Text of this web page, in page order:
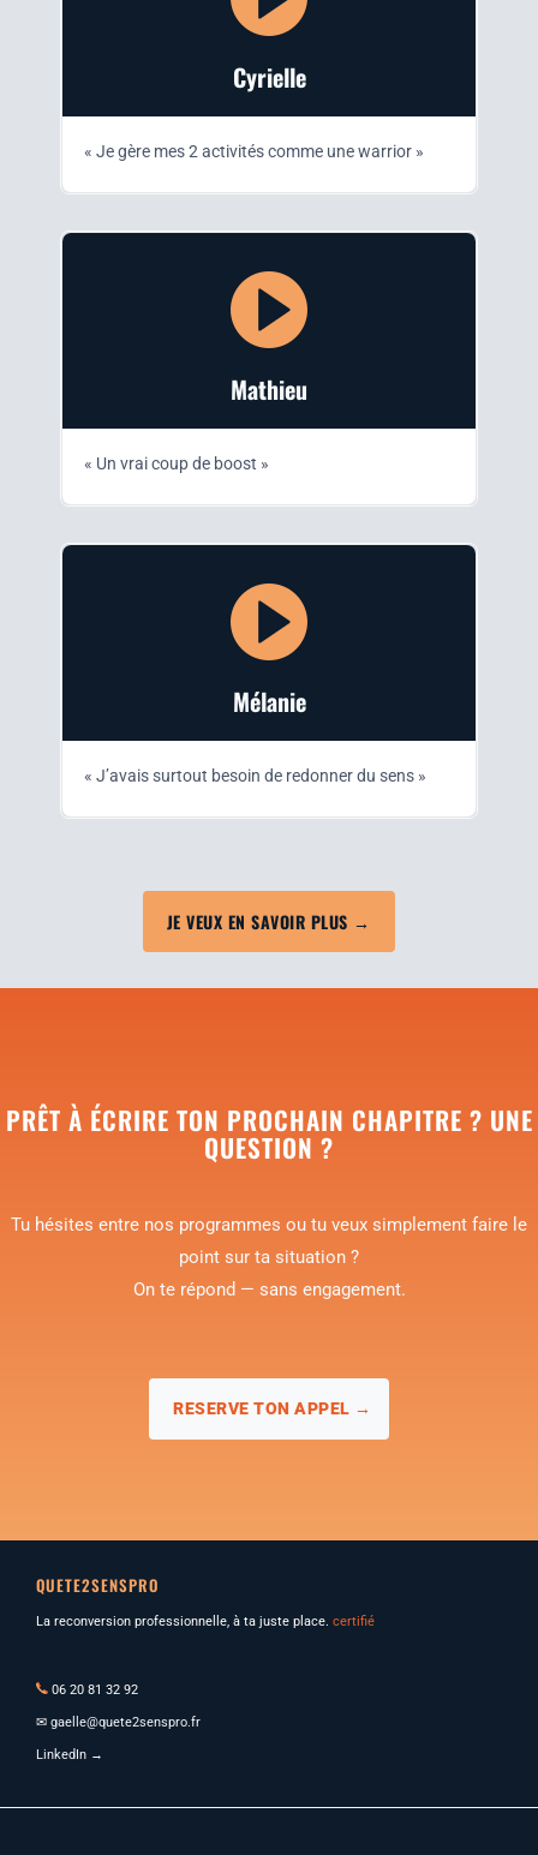
Cyrielle
« Je gère mes 2 acti­vi­tés comme une warrior »
Mathieu
« Un vrai coup de boost »
Méla­nie
« J’avais sur­tout besoin de redon­ner du sens »
JE VEUX EN SAVOIR PLUS →
PRÊT À ÉCRIRE TON PROCHAIN CHAPITRE ? UNE
QUESTION ?
Tu hésites entre nos pro­grammes ou tu veux sim­ple­ment faire le
point sur ta situa­tion ?
On te répond — sans engagement.
RESERVE TON APPEL →
QUETE2SENSPRO
La reconversion professionnelle, à ta juste place. certifié
06 20 81 32 92
✉ gaelle@quete2senspro.fr
LinkedIn →